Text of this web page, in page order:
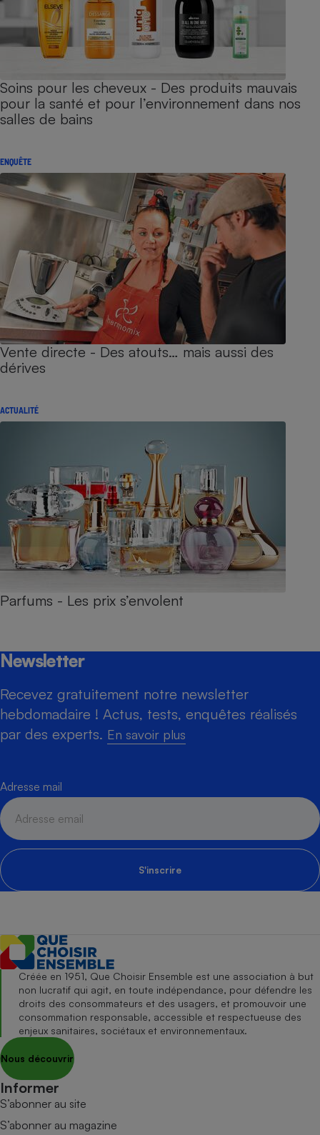
Soins pour les cheveux - Des produits mauvais
pour la santé et pour l’environnement dans nos
salles de bains
ENQUÊTE
Vente directe - Des atouts… mais aussi des
dérives
ACTUALITÉ
Parfums - Les prix s’envolent
Newsletter
Recevez gratuitement notre newsletter
hebdomadaire ! Actus, tests, enquêtes réalisés
par des experts. En savoir plus
Adresse mail
S'inscrire
Créée en 1951, Que Choisir Ensemble est une association à but
non lucratif qui agit, en toute indépendance, pour défendre les
droits des consommateurs et des usagers, et promouvoir une
consommation responsable, accessible et respectueuse des
enjeux sanitaires, sociétaux et environnementaux.
Nous découvrir
Informer
S’abonner au site
S’abonner au magazine